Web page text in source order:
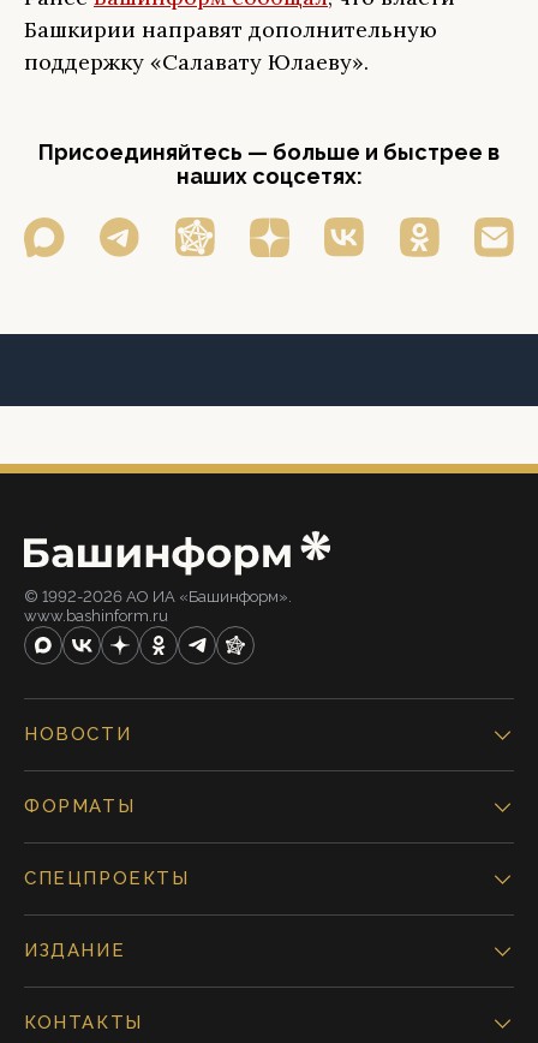
Башкирии направят дополнительную
поддержку «Салавату Юлаеву».
Присоединяйтесь — больше и быстрее в
наших соцсетях:
© 1992-2026 АО ИА «Башинформ».
www.bashinform.ru
НОВОСТИ
ФОРМАТЫ
СПЕЦПРОЕКТЫ
ИЗДАНИЕ
КОНТАКТЫ